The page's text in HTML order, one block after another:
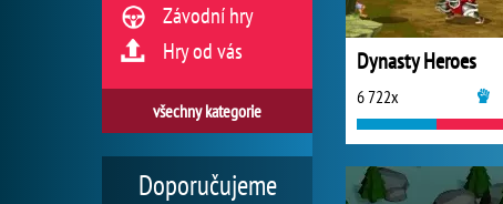
Dynasty Heroes
6 722x
Závodní hry
Hry od vás
všechny kategorie
Doporučujeme